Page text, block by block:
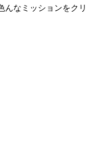
んなミッションをクリ